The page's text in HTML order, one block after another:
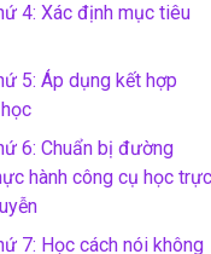
4: Xác định mục tiêu
5: Áp dụng kết hợp
6: Chuẩn bị đường
hành công cụ học trực
7: Học cách nói không